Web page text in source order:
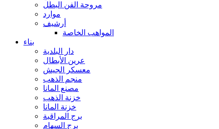
مروحة الفن البطل
موارد
أرشيف
المواهب الخاصة
بناء
دار البلدية
عرين الأبطال
معسكر الجيش
منجم الذهب
مصنع المانا
خزنة الذهب
خزنة المانا
برج المراقبة
برج السهام